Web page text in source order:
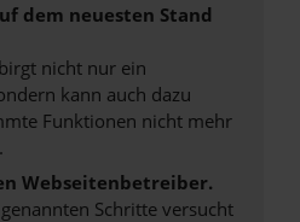
dem neuesten Stand
nicht nur ein
kann auch dazu
Funktionen nicht mehr
Webseitenbetreiber.
Schritte versucht